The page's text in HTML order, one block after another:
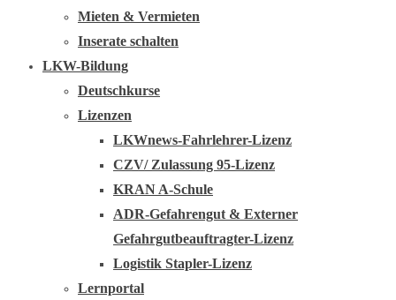
Mieten & Vermieten
Inserate schalten
LKW-Bildung
Deutschkurse
Lizenzen
LKWnews-Fahrlehrer-Lizenz
CZV/ Zulassung 95-Lizenz
KRAN A-Schule
ADR-Gefahrengut & Externer
Gefahrgutbeauftragter-Lizenz
Logistik Stapler-Lizenz
Lernportal